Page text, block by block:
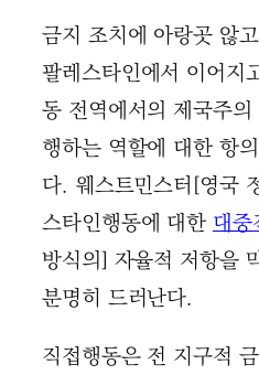
금지 조치에 아랑곳 않
팔레스타인에서 이어지
동 전역에서의 제국주
행하는 역할에 대한 항
다. 웨스트민스터[영국
스타인행동에 대한 대중
방식의] 자율적 저항을
분명히 드러난다.
직접행동은 전 지구적